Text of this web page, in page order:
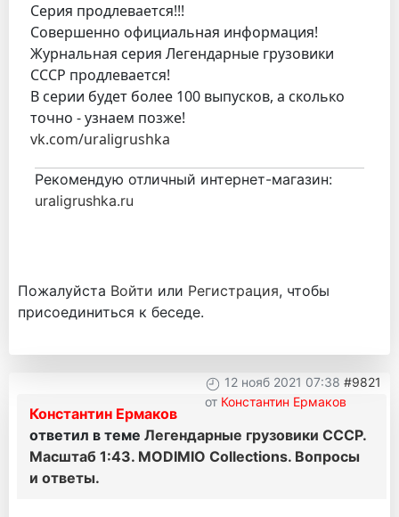
Серия продлевается!!!
Совершенно официальная информация!
Журнальная серия Легендарные грузовики
СССР продлевается!
В серии будет более 100 выпусков, а сколько
точно - узнаем позже!
vk.com/uraligrushka
Рекомендую отличный интернет-магазин:
uraligrushka.ru
Пожалуйста Войти или Регистрация, чтобы
присоединиться к беседе.
12 нояб 2021 07:38 #9821
от Константин Ермаков
Константин Ермаков
ответил в теме Легендарные грузовики СССР.
Масштаб 1:43. MODIMIO Collections. Вопросы
и ответы.